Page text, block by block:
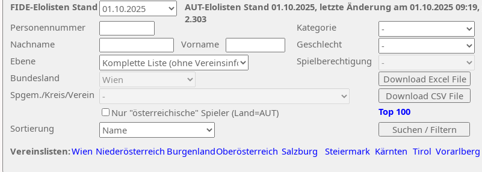
Nachname
Vorname
Ebene
Kategorie
Sortierung
Personennummer
Bundesland
Spgem./Kreis/Verein
Geschlecht
Nur "österreichische" Spieler (Land=AUT)
Spielberechtigung
Vereinslisten:Wien Niederösterreich BurgenlandOberösterreich Salzburg Steiermark Kärnten Tirol Vorarlberg
Top 100
AUT-Elolisten Stand 01.10.2025, letzte Änderung am 01.10.2025
2.303
FIDE-Elolisten Stand